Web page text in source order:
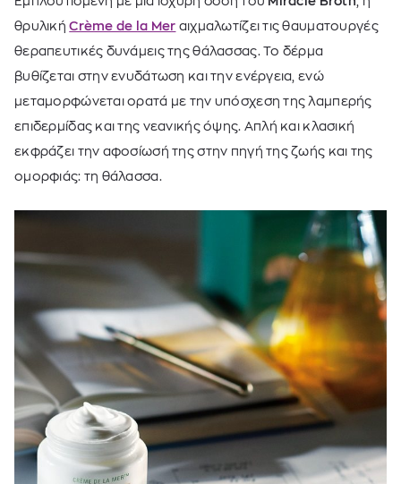
θρυλικήCrème de la Mer αιχμαλωτίζει τις θαυματουργές
θεραπευτικές δυνάμεις της θάλασσας. Το δέρμα
βυθίζεται στην ενυδάτωση και την ενέργεια, ενώ
μεταμορφώνεται ορατά με την υπόσχεση της λαμπερής
επιδερμίδας και της νεανικής όψης. Απλή και κλασική
εκφράζει την αφοσίωσή της στην πηγή της ζωής και της
ομορφιάς: τη θάλασσα.